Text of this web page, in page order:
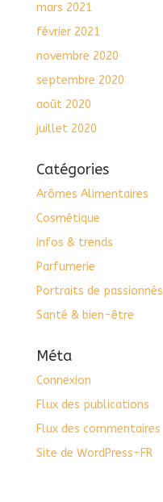
mars 2021
février 2021
novembre 2020
septembre 2020
août 2020
juillet 2020
Catégories
Arômes Alimentaires
Cosmétique
infos & trends
Parfumerie
Portraits de passionnés
Santé & bien-être
Méta
Connexion
Flux des publications
Flux des commentaires
Site de WordPress-FR